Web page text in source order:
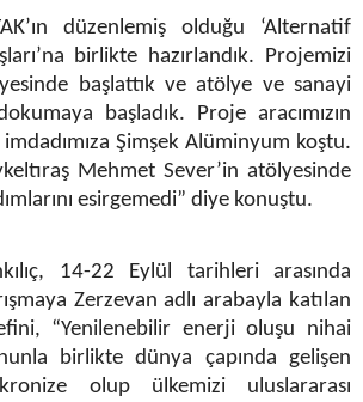
düzenlemiş olduğu ‘Alternatif
birlikte hazırlandık. Projemizi
başlattık ve atölye ve sanayi
başladık. Proje aracımızın
imdadımıza Şimşek Alüminyum koştu.
Mehmet Sever’in atölyesinde
esirgemedi” diye konuştu.
14-22 Eylül tarihleri arasında
Zerzevan adlı arabayla katılan
“Yenilenebilir enerji oluşu nihai
birlikte dünya çapında gelişen
olup ülkemizi uluslararası